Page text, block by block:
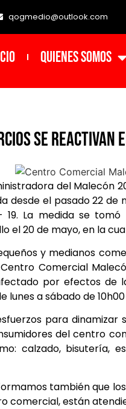
qogmedio@outlook.com
Quienes Somos
se reactivan
del Malecón
desde el pasado 22
La medida se
el 20 de mayo, en la
y medianos
Comercial
por efectos de
a sábado de 10h00
para
del centro
calzado, bisutería,
también que
comercial, están